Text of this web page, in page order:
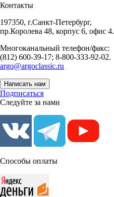
Контакты
197350, г.Санкт-Петербург,
пр.Королева 48, корпус 6, офис 4.
Многоканальный телефон/факс:
(812) 600-39-17; 8-800-333-92-02.
argo@argoclassic.ru
Написать нам
Подписаться
Следуйте за нами
Способы оплаты